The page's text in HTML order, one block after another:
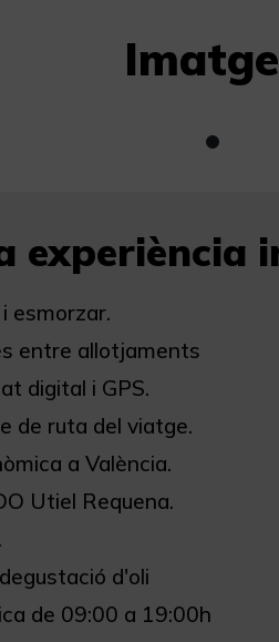
experiència
esmorzar.
entre allotjaments
digital i GPS.
de ruta del viatge.
a València.
Utiel Requena.
d'oli
de 09:00 a 19:00h